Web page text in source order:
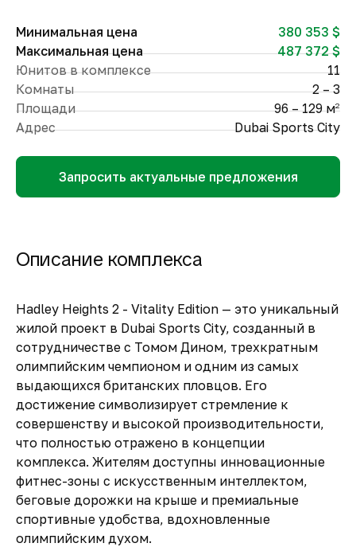
Минимальная цена
380 353 $
Максимальная цена
487 372 $
Юнитов в комплексе
11
Комнаты
2 – 3
Площади
96 – 129 м2
Адрес Dubai Sports City
Запросить актуальные предложения
Описание комплекса
Hadley Heights 2 - Vitality Edition — это уникальный
жилой проект в Dubai Sports City, созданный в
сотрудничестве с Томом Дином, трехкратным
олимпийским чемпионом и одним из самых
выдающихся британских пловцов. Его
достижение символизирует стремление к
совершенству и высокой производительности,
что полностью отражено в концепции
комплекса. Жителям доступны инновационные
фитнес-зоны с искусственным интеллектом,
беговые дорожки на крыше и премиальные
спортивные удобства, вдохновленные
олимпийским духом.